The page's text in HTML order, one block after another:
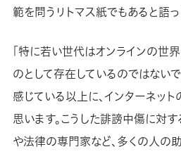
範を問うリトマス紙でもあると語っ
「特に若い世代はオンラインの世
のとして存在しているのではない
感じている以上に、インターネッ
思います。こうした誹謗中傷に対
や法律の専門家など、多くの人の